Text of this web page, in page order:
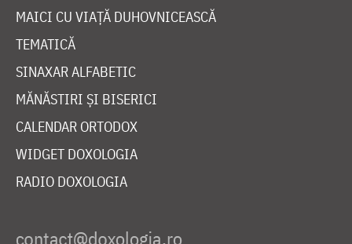
MAICI CU VIAȚĂ DUHOVNICEASCĂ
TEMATICĂ
SINAXAR ALFABETIC
MĂNĂSTIRI ȘI BISERICI
CALENDAR ORTODOX
WIDGET DOXOLOGIA
RADIO DOXOLOGIA